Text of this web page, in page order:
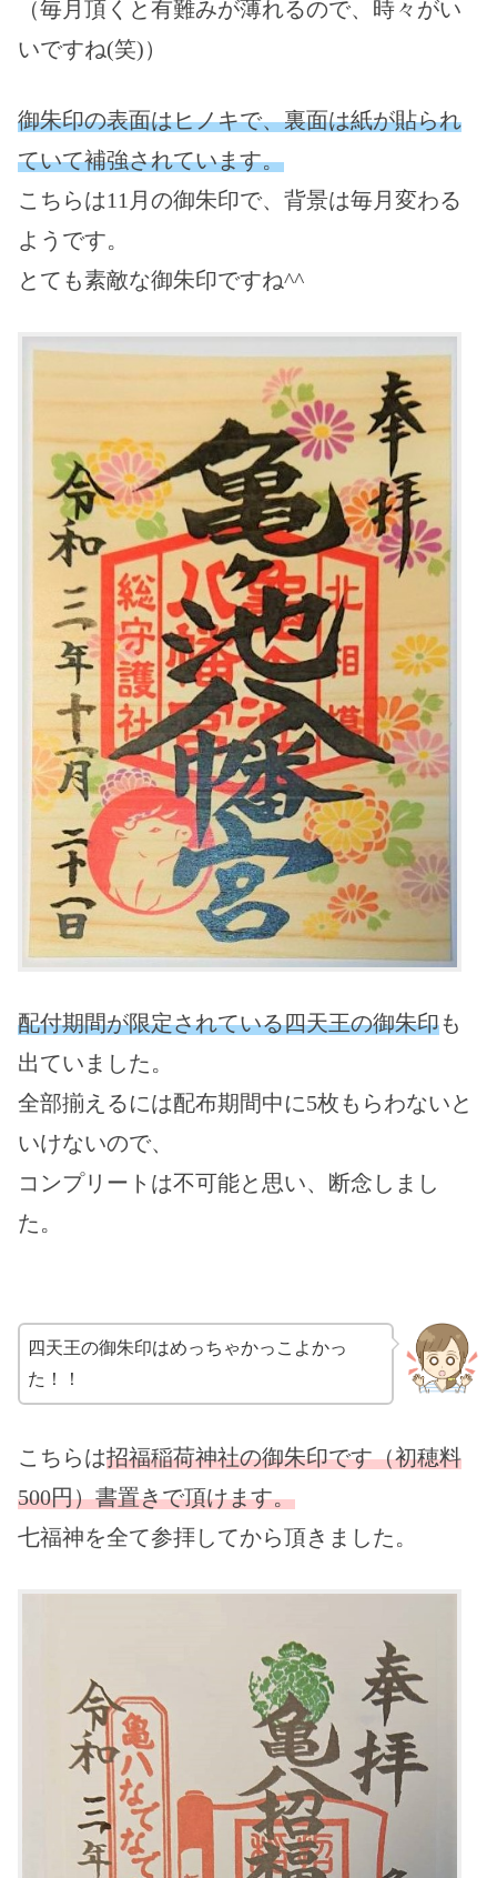
（毎月頂くと有難みが薄れるので、時々がい
いですね(笑)）
御朱印の表面はヒノキで、裏面は紙が貼られ
ていて補強されています。
こちらは11月の御朱印で、背景は毎月変わる
ようです。
とても素敵な御朱印ですね^^
配付期間が限定されている四天王の御朱印も
出ていました。
全部揃えるには配布期間中に5枚もらわないと
いけないので、
コンプリートは不可能と思い、断念しまし
た。
四天王の御朱印はめっちゃかっこよかっ
た！！
こちらは招福稲荷神社の御朱印です（初穂料
500円）書置きで頂けます。
七福神を全て参拝してから頂きました。